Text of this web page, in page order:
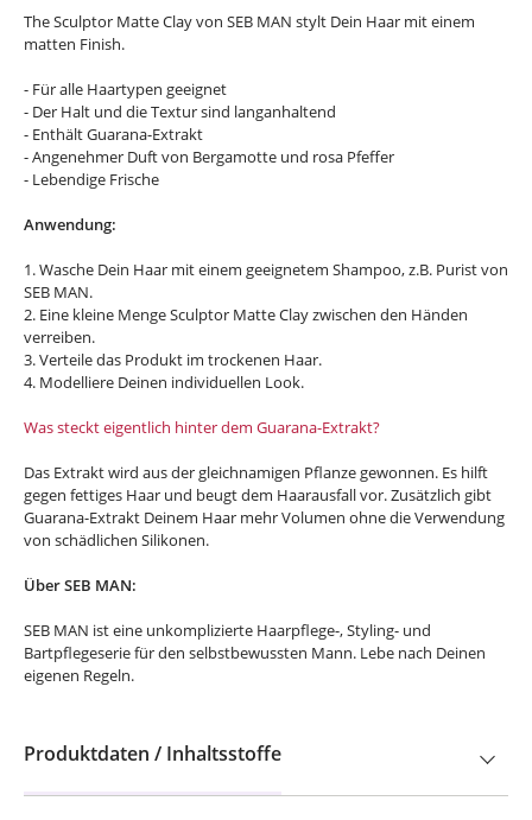
The Sculptor Matte Clay von SEB MAN stylt Dein Haar mit einem
matten Finish.
- Für alle Haartypen geeignet
- Der Halt und die Textur sind langanhaltend
- Enthält Guarana-Extrakt
- Angenehmer Duft von Bergamotte und rosa Pfeffer
- Lebendige Frische
Anwendung:
1. Wasche Dein Haar mit einem geeignetem Shampoo, z.B. Purist von
SEB MAN.
2. Eine kleine Menge Sculptor Matte Clay zwischen den Händen
verreiben.
3. Verteile das Produkt im trockenen Haar.
4. Modelliere Deinen individuellen Look.
Was steckt eigentlich hinter dem Guarana-Extrakt?
Das Extrakt wird aus der gleichnamigen Pflanze gewonnen. Es hilft
gegen fettiges Haar und beugt dem Haarausfall vor. Zusätzlich gibt
Guarana-Extrakt Deinem Haar mehr Volumen ohne die Verwendung
von schädlichen Silikonen.
Über SEB MAN:
SEB MAN ist eine unkomplizierte Haarpflege-, Styling- und
Bartpflegeserie für den selbstbewussten Mann. Lebe nach Deinen
eigenen Regeln.
Produktdaten / Inhaltsstoffe